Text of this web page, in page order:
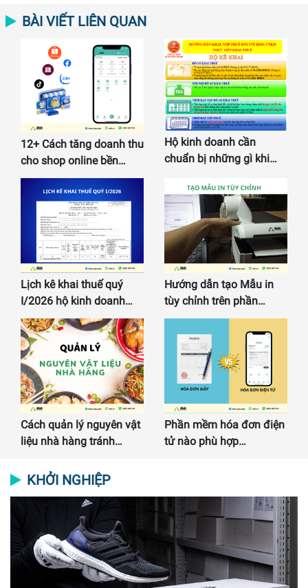
BÀI VIẾT LIÊN QUAN
12+ Cách tăng doanh thu
cho shop online bền…
Hộ kinh doanh cần
chuẩn bị những gì khi…
Lịch kê khai thuế quý
I/2026 hộ kinh doanh…
Hướng dẫn tạo Mẫu in
tùy chỉnh trên phần…
Cách quản lý nguyên vật
liệu nhà hàng tránh…
Phần mềm hóa đơn điện
tử nào phù hợp…
KHỞI NGHIỆP